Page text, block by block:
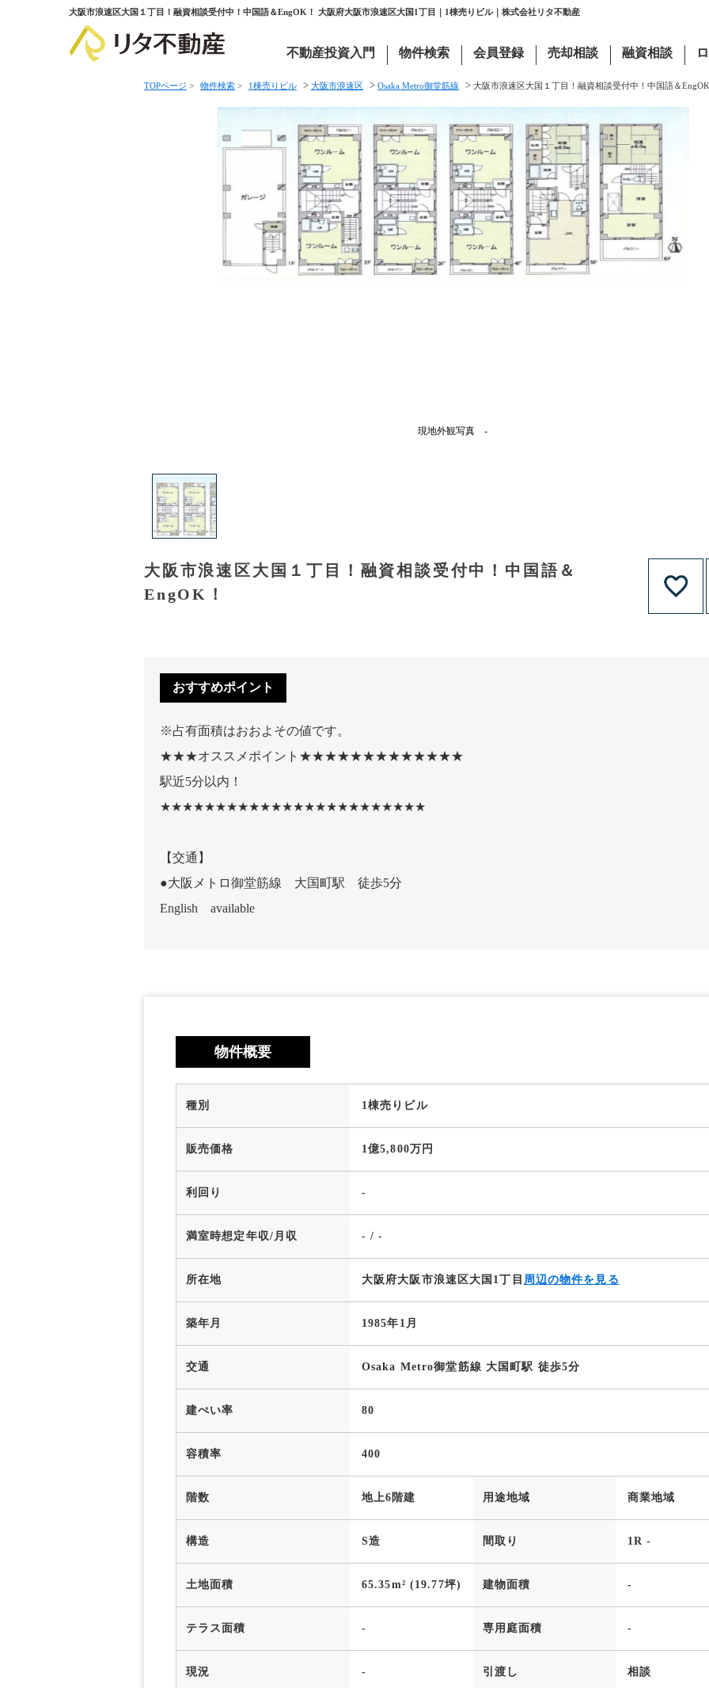
大阪市浪速区大国１丁目！融資相談受付中！中国語＆EngOK！ 大阪府大阪市浪速区大国1丁目｜1棟売りビル｜株式会社リタ不動産
不動産投資入門 物件検索 会員登録 売却相談 融資相談
TOPページ > 物件検索 > 1棟売りビル > 大阪市浪速区 > Osaka Metro御堂筋線 > 大阪市浪速区大国１丁目！融資相談受付中！中国語＆
現地外観写真 -
大阪市浪速区大国１丁目！融資相談受付中！中国語＆
EngOK！
おすすめポイント
※占有面積はおおよその値です。
★★★オススメポイント★★★★★★★★★★★★★
駅近5分以内！
★★★★★★★★★★★★★★★★★★★★★★★★
【交通】
●大阪メトロ御堂筋線 大国町駅 徒歩5分
English available
物件概要
種別 1棟売りビル
販売価格 1億5,800万円
利回り -
満室時想定年収/月収 - / -
所在地 大阪府大阪市浪速区大国1丁目 周辺の物件を見る
築年月 1985年1月
交通 Osaka Metro御堂筋線 大国町駅 徒歩5分
建ぺい率 80
容積率 400
階数 地上6階建 用途地域 商業地域
構造 S造 間取り 1R -
土地面積 65.35m² (19.77坪) 建物面積 -
テラス面積 - 専用庭面積 -
現況 - 引渡し 相談